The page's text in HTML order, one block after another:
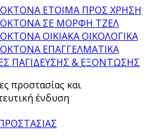
ΕΤΟΙΜΑ ΠΡΟΣ ΧΡΗΣΗ
ΣΕ ΜΟΡΦΗ ΤΖΕΛ
ΟΙΚΙΑΚΑ ΟΙΚΟΛΟΓΙΚΑ
ΕΠΑΓΓΕΛΜΑΤΙΚΑ
ΠΑΓΙΔΕΥΣΗΣ & ΕΞΟΝΤΩΣΗΣ